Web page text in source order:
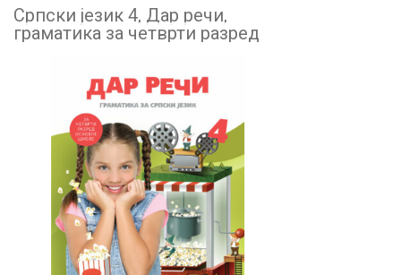
Српски језик 4, Дар речи,
граматика за четврти разред